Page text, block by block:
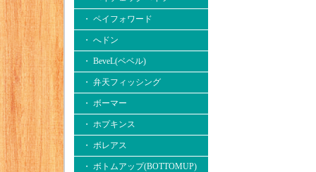
・ ペイフォワード
・ へドン
・ BeveL(ベベル)
・ 弁天フィッシング
・ ボーマー
・ ホプキンス
・ ボレアス
・ ボトムアップ(BOTTOMUP)